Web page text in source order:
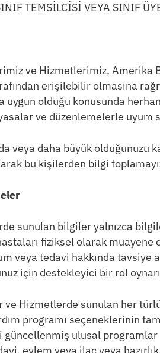
TEMSİLCİSİ VEYA SINIF
ve Hizmetlerimiz, Amerika
erişilebilir olmasına
uygun olduğu konusunda
ve düzenlemelerle uyum
veya daha büyük
bu kişilerden bilgi
sunulan bilgiler yalnızca
fiziksel olarak muayene
veya tedavi hakkında
için destekleyici bir rol
ve Hizmetlerde sunulan her
programı seçeneklerinin
güncellenmiş ulusal programlar